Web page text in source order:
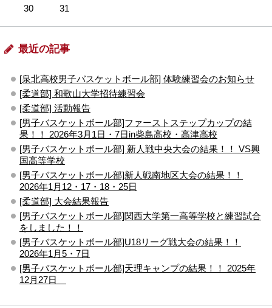
30
31
最近の記事
[泉北高校男子バスケットボール部] 体験練習会のお知らせ
[柔道部] 和歌山大学招待練習会
[柔道部] 活動報告
[男子バスケットボール部]ファーストステップカップの結
果！！ 2026年3月1日・7日in柴島高校・高津高校
[男子バスケットボール部] 新人戦中央大会の結果！！ VS興
国高等学校
[男子バスケットボール部]新人戦南地区大会の結果！！
2026年1月12・17・18・25日
[柔道部] 大会結果報告
[男子バスケットボール部]関西大学第一高等学校と練習試合
をしました！！
[男子バスケットボール部]U18リーグ戦大会の結果！！
2026年1月5・7日
[男子バスケットボール部]天理キャンプの結果！！ 2025年
12月27日